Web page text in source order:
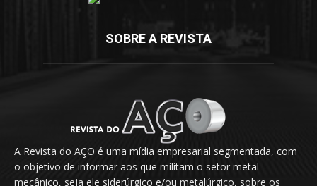
SOBRE A REVISTA
A Revista do AÇO é uma mídia empresarial segmentada, com
o objetivo de informar aos que militam o setor metal-
mecânico, seja ele siderúrgico e/ou metalúrgico, sobre os